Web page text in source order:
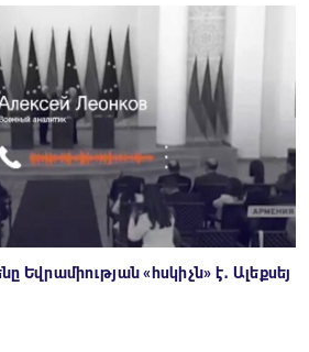
Եվրամիության «հսկիչն» է․ Ալեքսեյ